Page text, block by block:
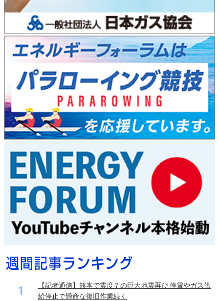
1
【記者通信】熊本で震度７の巨大地震再び 停電やガス供
給停止で懸命な復旧作業続く